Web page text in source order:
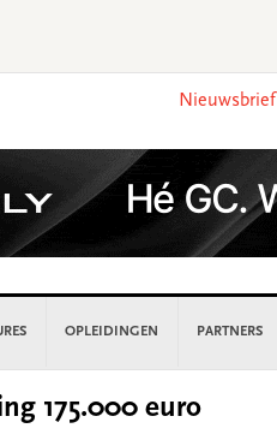
Nieuwsbrief
OPLEIDINGEN PARTNERS
175.000 euro